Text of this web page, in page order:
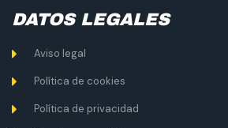
DATOS LEGALES
Aviso legal
Política de cookies
Política de privacidad